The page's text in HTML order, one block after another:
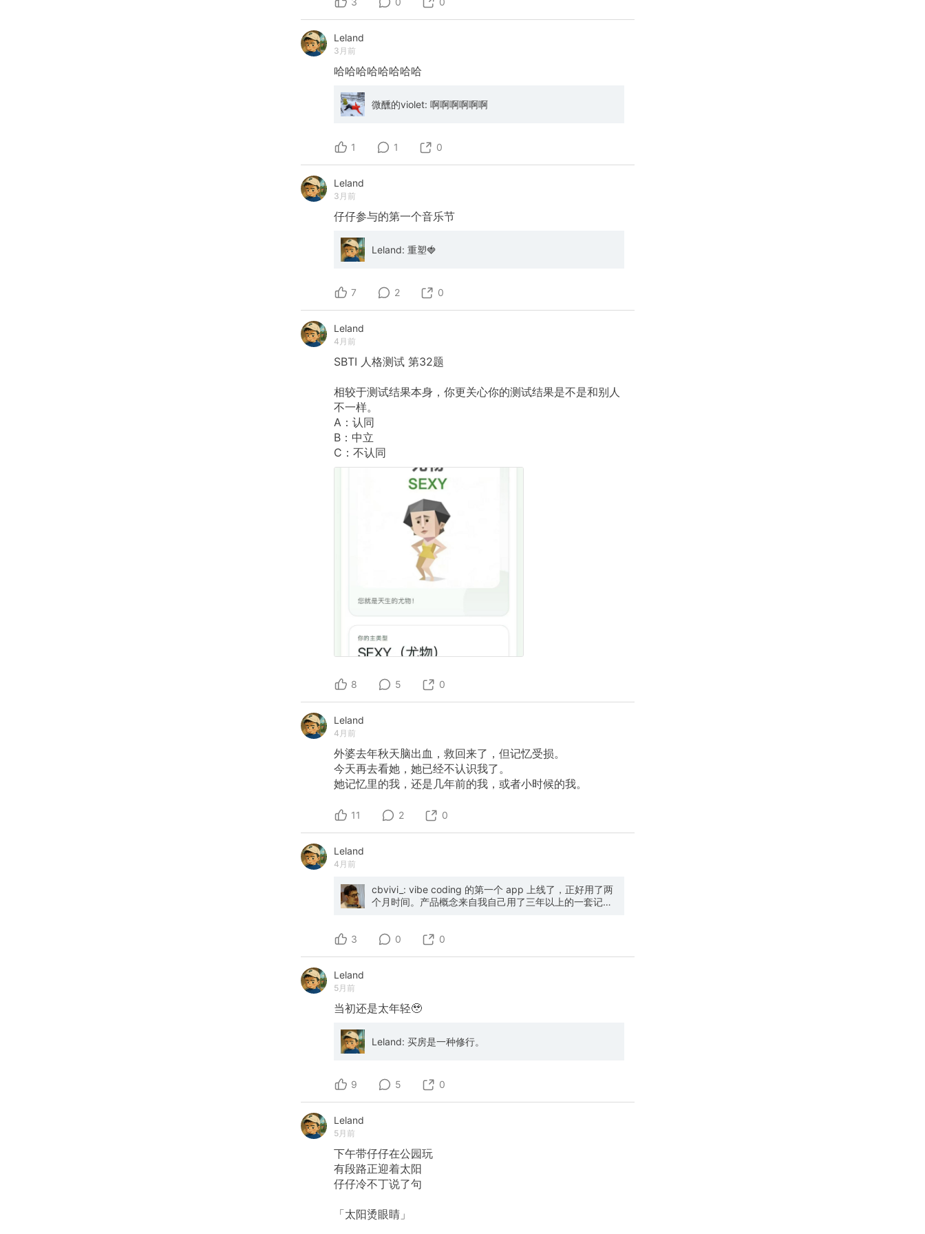
态度，以及他拒绝两亿英镑（200M）沙特肥约选择留守
曼联的深层原因。以下是为您整理的超级详细的视频内容
情结 * **不为金钱放弃梦想：** 节目开篇和后半部分都重
点提到了外界传闻布鲁诺收到来自中东高达 **2亿英镑**
还没有完成” `[01:18:58]`。相比于成为“家乡最富有的
人”，他更想追求自己的足球梦想并给孩子树立正确的价值
关头拒绝放人。当时他很沮丧，因为去英超踢球是他的梦
想。直到后来接到曼联的电话时，他在衣帽间里激动得流
“终极梦想俱乐部” `[01:13:54]` `[01:16:09]`。 ### 二、
性格内敛，不善于拥抱和亲吻，而是通过行动展示如何为
生活做出牺牲。小时候，无论布鲁诺在一场比赛里进两球
还是三球，父亲赛后总是先挑出他踢得不好的地方，告诉
压力最大的俱乐部（曼联），也能够对外界的批评保持平
诉他，无论是足球、考试还是任何事，拿了98%的成绩可
以开心，但必须记住还有2%的提升空间。这造就了他绝不
布鲁诺的母亲以前靠替人擦洗房屋、做清洁工来维生。因
此，布鲁诺成名后极其看重“尊重”。在曼联基地，他对待
清洁工、前台、厨师、保安和对待一线队队友完全一视同
仁 `[00:22:55]` `[00:25:04]`。他甚至在第一天就给家
里的保姆立下规矩：绝不允许自己的孩子们对保姆无礼或
颐指气使 `[00:25:16]`。 ### 三、 早期职业生涯与“无
畏”性格的形成 * **5岁踢7岁组：** 布鲁诺5岁开始在 FC
Infesta 踢球。因为表现抢眼，仅仅一次训练后他就被放到
了7岁孩子的大组里。他表示自己从小和年长5岁的哥哥在
街头对踢，从不知道什么是恐惧。在球场上，不管对手有
多高大、多强壮、多快，他都会毫不犹豫地去拼抢
`[00:06:19]` `[00:07:05]`。 * **意大利时期的恩师：**
17岁时他孤身前往意大利加盟诺瓦拉，3个月后升入一线
队。随后加盟乌迪内斯，遇到了对他职业生涯产生深远影
如何在球场上无畏地表达自己，并在他险些被外租到沃特
福德的迷茫期选择留下了他，教会了他理解教练的战略意
图 `[00:09:19]` `[00:10:48]`。 ### 四、 曼联的文化演
价：** 作为一个自小就是曼联球迷的人，布鲁诺直言，后
教练，俱乐部不得不陷入不断买人、推倒重来的恶性循环
`[00:28:23]`。 * **性格（Character）大于能力
（Quality）：** 布鲁诺强调，曼联招募球员时，**性格
profile 比纯技术更重要**。能来曼联的人技术都不会差，
`[00:29:11]`。更重要的是，球员来这里必须是因为“真心
想为曼联效力、想带曼联重回巅峰”，而不是单纯因为曼联
是个赚大钱的大俱乐部 `[00:30:00]`。 * **更衣室与社交
绝不允许父母、兄弟姐妹在媒体或网络上替自己公开说话
`[00:33:19]` `[00:34:04]`。他认为这才是保护更衣室环
* **战术板演示：** 视频中，布鲁诺亲自在战术板上演示
了他在不同教练手下的位置变化 `[00:55:05]`。 * 在阿莫
林（Ruben Amorim）麾下，他有时在3-4-2-1阵型里担任
自由度去左右横移、接球并向前线送出长传
要，他甚至可以去踢防守型后腰（6号位） `[00:57:45]`
批评。他解释称，作为10号位，他的核心职责就是承担风
险去创造机会 `[00:49:10]`。如果他传4次威胁球丢了3
次但成功了1次，这就可能带来一个进球。相比之下，像梅
建议他更多在禁区边缘左右两侧更有把握的区域射门，布
鲁诺对此非常接受 `[00:51:19]`。 * **不受伤与体能的秘
密：** 面对“从不疲惫、很少受伤”的赞誉，布鲁诺表示除
了良好的基因，关键在于他**把每一次训练都当作正式比
果觉得不够，他也会自己加练射门或传中。他认为，只有
Leland
3月前
哈哈哈哈哈哈哈哈
微醺的violet: 啊啊啊啊啊啊
1 1 0
Leland
3月前
仔仔参与的第一个音乐节
Leland: 重塑🍓
7 2 0
Leland
4月前
SBTI 人格测试 第32题
相较于测试结果本身，你更关心你的测试结果是不是和别人
不一样。
A：认同
B：中立
C：不认同
8 5 0
Leland
4月前
外婆去年秋天脑出血，救回来了，但记忆受损。
今天再去看她，她已经不认识我了。
她记忆里的我，还是几年前的我，或者小时候的我。
11 2 0
Leland
4月前
cbvivi_: vibe coding 的第一个 app 上线了，正好用了两
个月时间。产品概念来自我自己用了三年以上的一套记录
3 0 0
Leland
5月前
当初还是太年轻🥹
Leland: 买房是一种修行。
9 5 0
Leland
5月前
下午带仔仔在公园玩
有段路正迎着太阳
仔仔冷不丁说了句
「太阳烫眼睛」